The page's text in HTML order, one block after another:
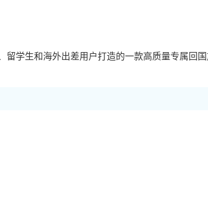
学生和海外出差用户打造的一款高质量专属回